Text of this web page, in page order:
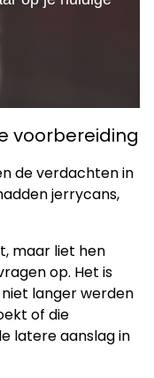
voorbereiding
de verdachten in
jerrycans,
maar liet hen
op. Het is
langer werden
of die
latere aanslag in